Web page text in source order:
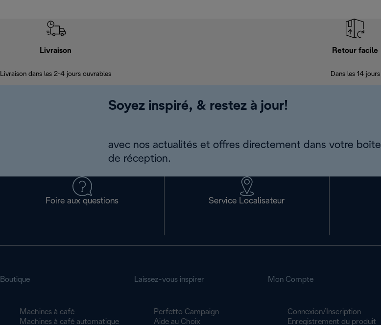
Livraison
Livraison dans les 2-4 jours ouvrables
Retour facile
Dans les 14 jours
Soyez inspiré, & restez à jour!
avec nos actualités et offres directement dans votre boîte
de réception.
Foire aux questions Service Localisateur
Boutique
Machines à café
Machines à café automatique
Laissez-vous inspirer
Perfetto Campaign
Aide au Choix
Mon Compte
Connexion/Inscription
Enregistrement du produit